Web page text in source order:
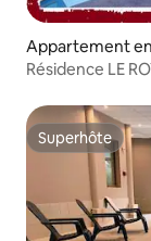
Appartement
es
Résidence LE
Superhôte
Superhôte